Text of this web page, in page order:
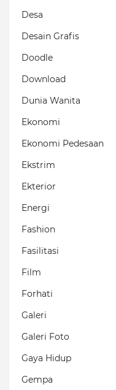
Desa
Desain Grafis
Doodle
Download
Dunia Wanita
Ekonomi
Ekonomi Pedesaan
Ekstrim
Ekterior
Energi
Fashion
Fasilitasi
Film
Forhati
Galeri
Galeri Foto
Gaya Hidup
Gempa